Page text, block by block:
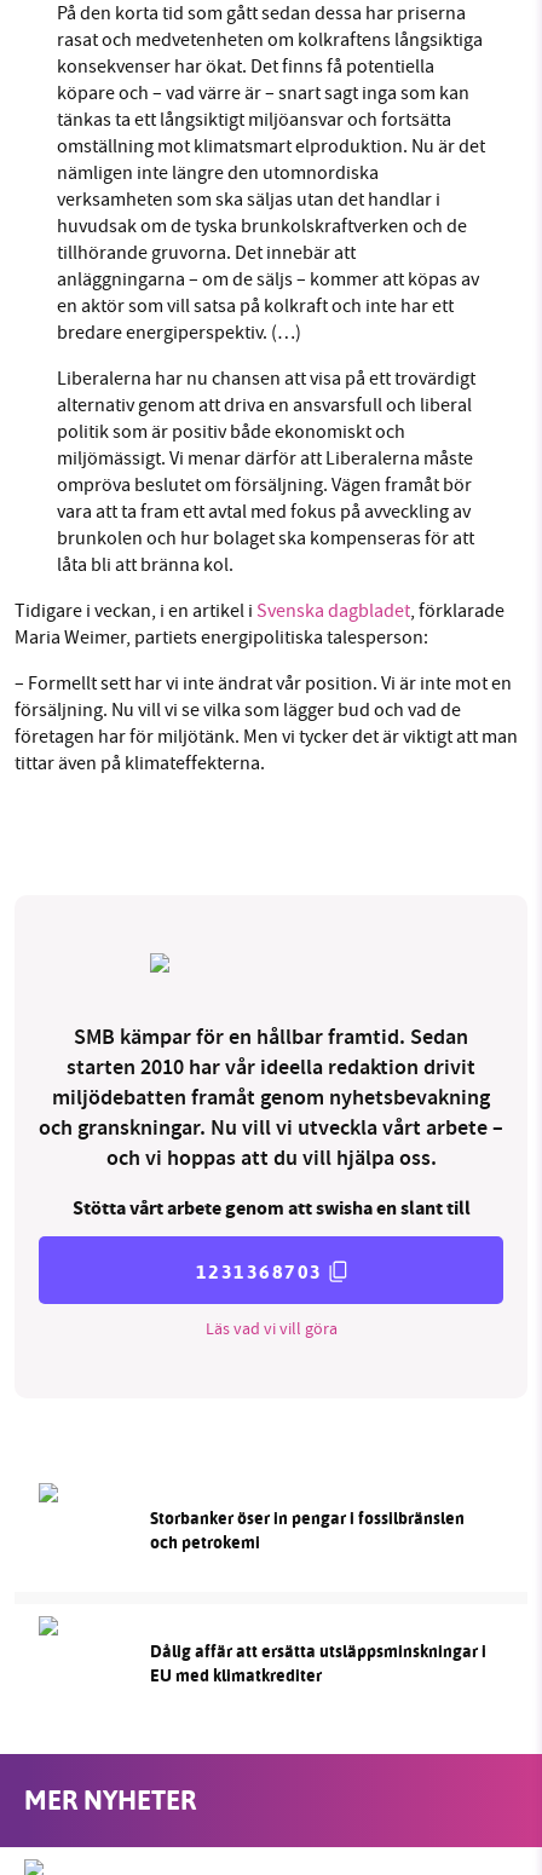
På den korta tid som gått sedan dessa har priserna
rasat och medvetenheten om kolkraftens långsiktiga
konsekvenser har ökat. Det finns få potentiella
köpare och – vad värre är – snart sagt inga som kan
tänkas ta ett långsiktigt miljöansvar och fortsätta
omställning mot klimatsmart elproduktion. Nu är det
nämligen inte längre den utomnordiska
verksamheten som ska säljas utan det handlar i
huvudsak om de tyska brunkolskraftverken och de
tillhörande gruvorna. Det innebär att
anläggningarna – om de säljs – kommer att köpas av
en aktör som vill satsa på kolkraft och inte har ett
bredare energiperspektiv. (…)
Liberalerna har nu chansen att visa på ett trovärdigt
alternativ genom att driva en ansvarsfull och liberal
politik som är positiv både ekonomiskt och
miljömässigt. Vi menar därför att Liberalerna måste
ompröva beslutet om försäljning. Vägen framåt bör
vara att ta fram ett avtal med fokus på avveckling av
brunkolen och hur bolaget ska kompenseras för att
låta bli att bränna kol.
Tidigare i veckan, i en artikel i Svenska dagbladet, förklarade
Maria Weimer, partiets energipolitiska talesperson:
– Formellt sett har vi inte ändrat vår position. Vi är inte mot en
försäljning. Nu vill vi se vilka som lägger bud och vad de
företagen har för miljötänk. Men vi tycker det är viktigt att man
tittar även på klimateffekterna.
SMB kämpar för en hållbar framtid. Sedan
starten 2010 har vår ideella redaktion drivit
miljödebatten framåt genom nyhetsbevakning
och granskningar. Nu vill vi utveckla vårt arbete –
och vi hoppas att du vill hjälpa oss.
Stötta vårt arbete genom att swisha en slant till
1231368703
Läs vad vi vill göra
Storbanker öser in pengar i fossilbränslen
och petrokemi
Dålig affär att ersätta utsläppsminskningar i
EU med klimatkrediter
MER NYHETER